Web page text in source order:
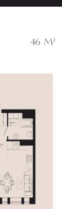
46 М²